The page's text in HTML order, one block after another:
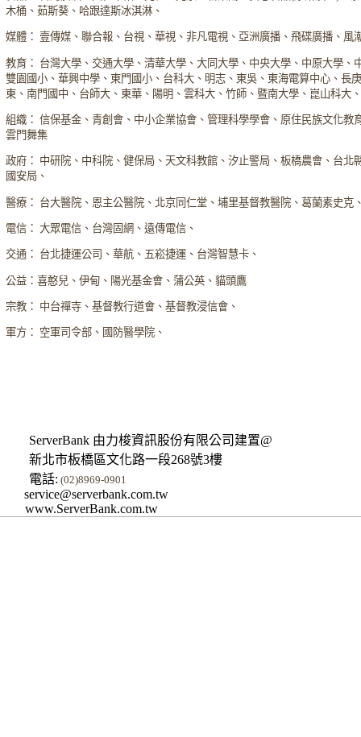
木桶、茹斯葵、哈跟達斯冰淇淋、
媒體： 壹傳媒、聯合報、台視、華視、非凡電視、亞洲廣播、飛碟廣播、風
教育： 台灣大學、交通大學、清華大學、大同大學、中央大學、中原大學、
雙園國小、華興中學、東門國小、台科大、明志、東吳、東海電算中心、長
東、南門國中、台師大、東華、陽明、雲科大、竹師、暨南大學、崑山科大
組織： 信保基金、青創會、中小企業協會、管理科學學會、原住民族文化教
雲門舞集
政府： 中研院、中科院、健保局、天文科教館、汐止警局、板橋農會、台北
國安局、
醫療： 台大醫院、恩主公醫院、北京同仁堂、埔里基督教醫院、葛蘭素史克
電信： 大眾電信、台灣固網、遠傳電信、
交通： 台北捷運公司、華航、五崧捷運、台灣智慧卡、
公益：喜憨兒、伊甸、陽光基金會、蒲公英、貓頭鷹
宗教： 中台禪寺、基督教行道會、基督教浸信會、
軍方： 空軍司令部、國防醫學院、
ServerBank 由力梭資訊股份有限公司建置@
新北市板橋區文化路一段268號3樓
電話: (02)8969-0901
service@serverbank.com.tw
www.ServerBank.com.tw